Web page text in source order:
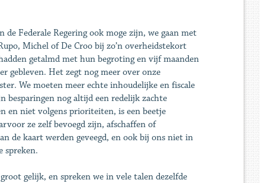
de Federale Regering ook moge zijn, we gaan met
Michel of De Croo bij zo’n overheidstekort
getalmd met hun begroting en vijf maanden
gebleven. Het zegt nog meer over onze
We moeten meer echte inhoudelijke en fiscale
besparingen nog altijd een redelijk zachte
en niet volgens prioriteiten, is een beetje
ze zelf bevoegd zijn, afschaffen of
de kaart werden geveegd, en ook bij ons niet in
spreken.
gelijk, en spreken we in vele talen dezelfde